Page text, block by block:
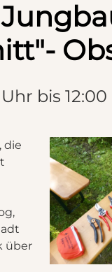
bis
die
über